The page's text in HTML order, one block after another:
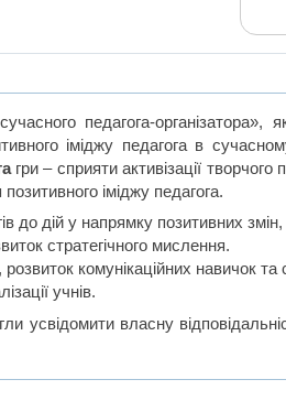
педагога-організатора»,
іміджу педагога в
гри – сприяти активізації творчого
іміджу педагога.
до дій у напрямку позитивних змін,
стратегічного мислення.
комунікаційних навичок та
учнів.
усвідомити власну